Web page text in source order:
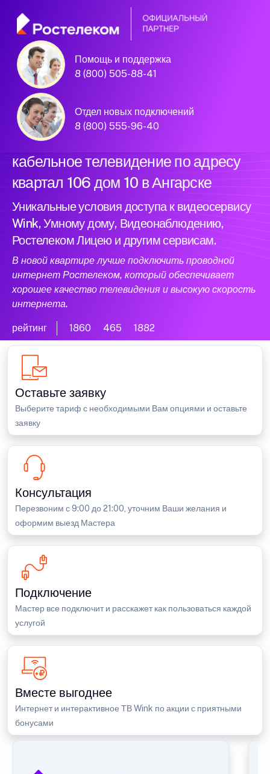
Помощь и поддержка
8 (800) 505-88-41
Отдел новых подключений
8 (800) 555-96-40
Официальный
партнер Ростелеком
Подключили новый интернет и
кабельное телевидение по адресу
квартал 106 дом 10 в Ангарске
Уникальные условия доступа к видеосервису
Wink, Умному дому, Видеонаблюдению,
Ростелеком Лицею и другим сервисам.
В новой квартире лучше подключить проводной
интернет Ростелеком, который обеспечивает
хорошее качество телевидения и высокую скорость
интернета.
рейтинг 1860 465 1882
Оставьте заявку
Выберите тариф с необходимыми Вам опциями и оставьте
заявку
Консультация
Перезвоним с 9:00 до 21:00, уточним Ваши желания и
оформим выезд Мастера
Подключение
Мастер все подключит и расскажет как пользоваться каждой
услугой
Вместе выгоднее
Интернет и интерактивное ТВ Wink по акции с приятными
бонусами